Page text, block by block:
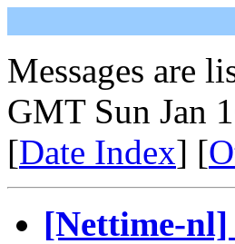
Messages are
GMT Sun Jan
[Date Index] [
[Nettime-